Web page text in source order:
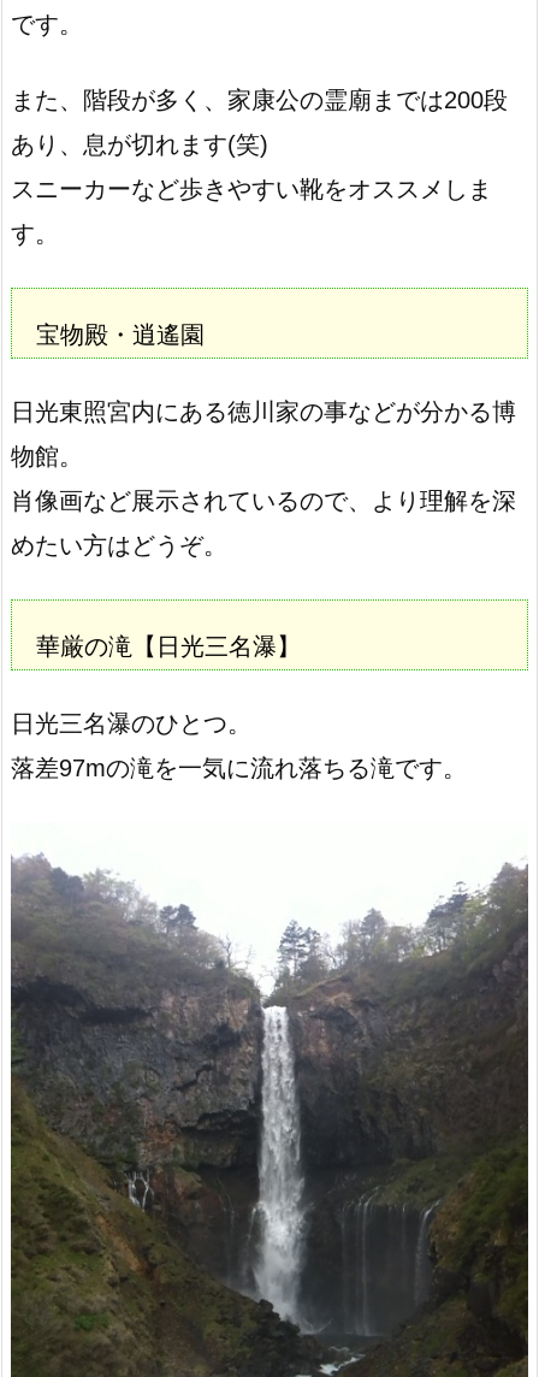
です。
また、階段が多く、家康公の霊廟までは200段
あり、息が切れます(笑)
スニーカーなど歩きやすい靴をオススメしま
す。
宝物殿・逍遙園
日光東照宮内にある徳川家の事などが分かる博
物館。
肖像画など展示されているので、より理解を深
めたい方はどうぞ。
華厳の滝 【日光三名瀑】
日光三名瀑のひとつ。
落差97mの滝を一気に流れ落ちる滝です。